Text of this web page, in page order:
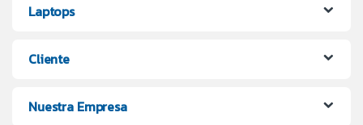
Laptops
Cliente
Nuestra Empresa